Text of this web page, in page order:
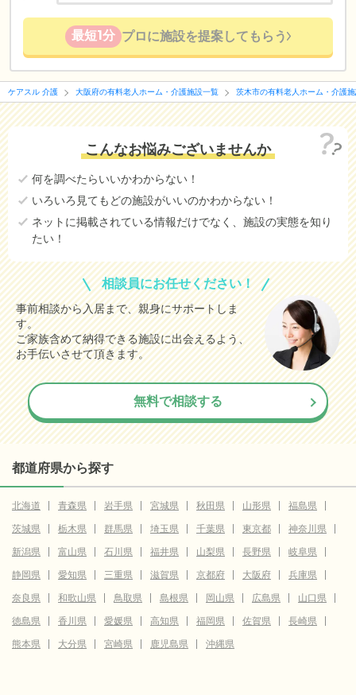
最短1分 プロに施設を提案してもらう
ケアスル 介護 大阪府の有料老人ホーム・介護施設一覧 茨木市の有料老人ホーム・介護
こんなお悩みございませんか
何を調べたらいいかわからない！
いろいろ見てもどの施設がいいのかわからない！
ネットに掲載されている情報だけでなく、施設の実態を知り
たい！
相談員にお任せください！
事前相談から入居まで、親身にサポートしま
す。
ご家族含めて納得できる施設に出会えるよう、
お手伝いさせて頂きます。
無料で相談する
都道府県から探す
北海道 青森県 岩手県 宮城県 秋田県 山形県
福島県
茨城県
栃木県 群馬県 埼玉県 千葉県 東京都
神奈川県
新潟県
富山県 石川県 福井県 山梨県 長野県
岐阜県
静岡県
愛知県 三重県 滋賀県 京都府 大阪府
兵庫県
奈良県
和歌山県 鳥取県 島根県 岡山県 広島県
山口県
徳島県
香川県 愛媛県 高知県 福岡県 佐賀県
長崎県
熊本県
大分県 宮崎県 鹿児島県 沖縄県